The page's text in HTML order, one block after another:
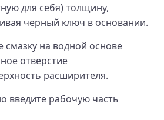
для себя) толщину,
черный ключ в основании.
смазку на водной основе
отверстие
расширителя.
введите рабочую часть